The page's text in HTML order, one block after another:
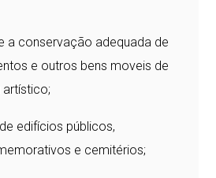
a conservação adequada de
e outros bens moveis de
edifícios públicos,
e cemitérios;